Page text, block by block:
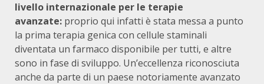
livello internazionale per le terapie
avanzate: proprio qui infatti è stata messa a punto
la prima terapia genica con cellule staminali
diventata un farmaco disponibile per tutti, e altre
sono in fase di sviluppo. Un’eccellenza riconosciuta
anche da parte di un paese notoriamente avanzato